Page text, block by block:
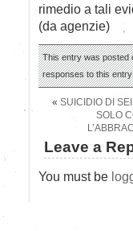
rimedio a tali
(da agenzie)
This entry was posted
responses to this
« SUICIDIO DI
SOLO
Leave a
You must be